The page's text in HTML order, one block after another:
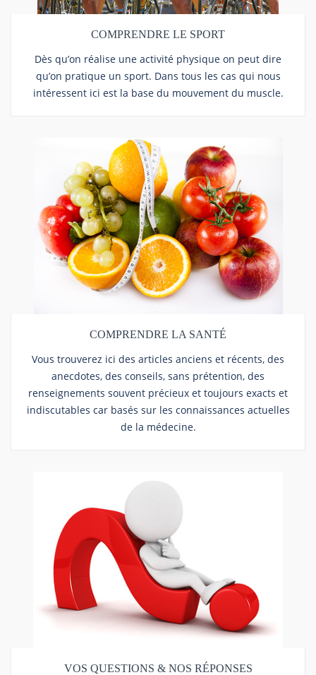
COMPRENDRE LE SPORT
Dès qu’on réalise une activité physique on peut dire
qu’on pratique un sport. Dans tous les cas qui nous
intéressent ici est la base du mouvement du muscle.
COMPRENDRE LA SANTÉ
Vous trouverez ici des articles anciens et récents, des
anecdotes, des conseils, sans prétention, des
renseignements souvent précieux et toujours exacts et
indiscutables car basés sur les connaissances actuelles
de la médecine.
VOS QUESTIONS & NOS RÉPONSES